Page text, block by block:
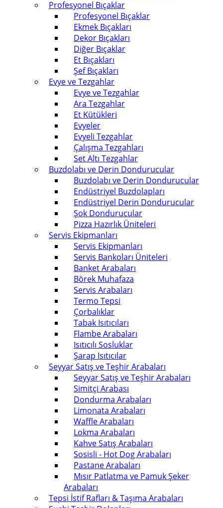
Profesyonel Bıçaklar
Profesyonel Bıçaklar
Ekmek Bıçakları
Dekor Bıçakları
Diğer Bıçaklar
Et Bıçakları
Şef Bıçakları
Evye ve Tezgahlar
Evye ve Tezgahlar
Ara Tezgahlar
Et Kütükleri
Evyeler
Evyeli Tezgahlar
Çalışma Tezgahları
Set Altı Tezgahlar
Buzdolabı ve Derin Dondurucular
Buzdolabı ve Derin Dondurucular
Endüstriyel Buzdolapları
Endüstriyel Derin Dondurucular
Şok Dondurucular
Pizza Hazırlık Üniteleri
Servis Ekipmanları
Servis Ekipmanları
Servis Bankoları Üniteleri
Banket Arabaları
Börek Muhafaza
Servis Arabaları
Termo Tepsi
Çorbalıklar
Tabak Isıtıcıları
Flambe Arabaları
Isıtıcılı Sosluklar
Şarap Isıtıcılar
Seyyar Satış ve Teşhir Arabaları
Seyyar Satış ve Teşhir Arabaları
Simitçi Arabası
Dondurma Arabaları
Limonata Arabaları
Waffle Arabaları
Lokma Arabaları
Kahve Satış Arabaları
Sosisli - Hot Dog Arabaları
Pastane Arabaları
Mısır Patlatma ve Pamuk Şeker
Arabaları
Tepsi İstif Rafları & Taşıma Arabaları